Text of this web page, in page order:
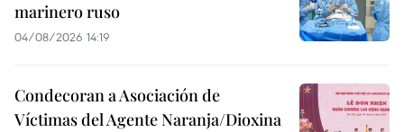
marinero ruso
04/08/2026 14:19
Condecoran a Asociación de
Víctimas del Agente Naranja/Dioxina